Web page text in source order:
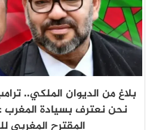
بلاغ من الديوان الملكي..
نحن نعترف بسيادة المغرب